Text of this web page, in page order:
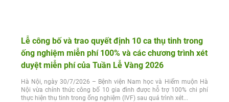
Lễ công bố và trao quyết định 10 ca thụ tinh trong
ống nghiệm miễn phí 100% và các chương trình xét
duyệt miễn phí của Tuần Lễ Vàng 2026
Hà Nội, ngày 30/7/2026 – Bệnh viện Nam học và Hiếm muộn Hà
Nội vừa chính thức công bố 10 gia đình được hỗ trợ 100% chi phí
thực hiện thụ tinh trong ống nghiệm (IVF) sau quá trình xét...